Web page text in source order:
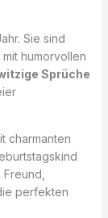
Sie sind
humorvollen
Sprüche
charmanten
perfekten